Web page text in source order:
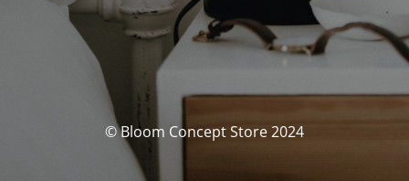
© Bloom Concept Store 2024